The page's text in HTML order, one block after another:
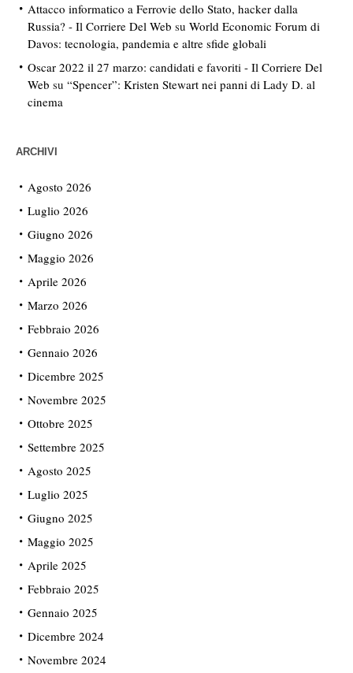
Attacco informatico a Ferrovie dello Stato, hacker dalla
Russia? - Il Corriere Del Web su World Economic Forum di
Davos: tecnologia, pandemia e altre sfide globali
Oscar 2022 il 27 marzo: candidati e favoriti - Il Corriere Del
Web su “Spencer”: Kristen Stewart nei panni di Lady D. al
cinema
ARCHIVI
Agosto 2026
Luglio 2026
Giugno 2026
Maggio 2026
Aprile 2026
Marzo 2026
Febbraio 2026
Gennaio 2026
Dicembre 2025
Novembre 2025
Ottobre 2025
Settembre 2025
Agosto 2025
Luglio 2025
Giugno 2025
Maggio 2025
Aprile 2025
Febbraio 2025
Gennaio 2025
Dicembre 2024
Novembre 2024